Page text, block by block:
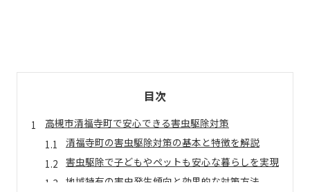
目次
高槻市清福寺町で安心できる害虫駆除対策
清福寺町の害虫駆除対策の基本と特徴を解説
害虫駆除で子どもやペットも安心な暮らしを実現
地域特有の害虫発生傾向と効果的な対策方法